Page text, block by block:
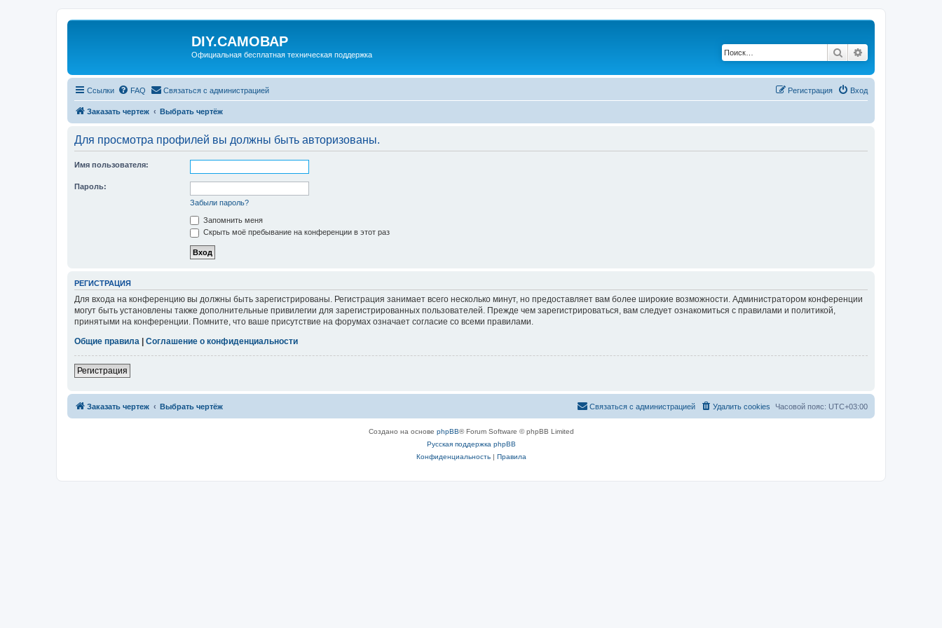
DIY.САМОВАР
Официальная бесплатная техническая поддержка Поиск
Ссылки FAQ Связаться с администрацией Вход
Регистрация
Заказать чертеж Выбрать чертёж
Для просмотра профилей вы должны быть авторизованы.
Имя пользователя:
Пароль:
Забыли пароль?
Запомнить меня
Скрыть моё пребывание на конференции в этот раз
РЕГИСТРАЦИЯ
Для входа на конференцию вы должны быть зарегистрированы. Регистрация занимает всего несколько минут, но предоставляет вам более широкие возможности. Администратором конференции
могут быть установлены также дополнительные привилегии для зарегистрированных пользователей. Прежде чем зарегистрироваться, вам следует ознакомиться с правилами и политикой,
принятыми на конференции. Помните, что ваше присутствие на форумах означает согласие со всеми правилами.
Общие правила
Соглашение о конфиденциальности
Регистрация
Заказать чертеж Выбрать чертёж Часовой пояс: UTC+03:00
Удалить cookies
Связаться с администрацией
Создано на основе phpBB® Forum Software © phpBB Limited
Русская поддержка phpBB
Конфиденциальность| Правила